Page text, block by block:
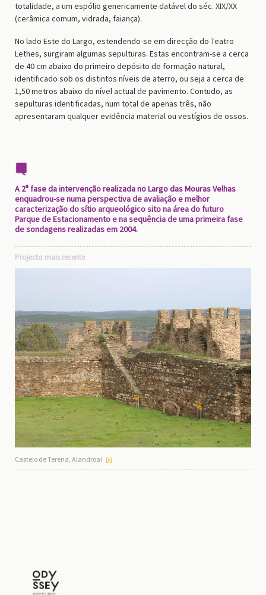
totalidade, a um espólio genericamente datável do séc. XIX/XX
(cerâmica comum, vidrada, faiança).
No lado Este do Largo, estendendo-se em direcção do Teatro
Lethes, surgiram algumas sepulturas. Estas encontram-se a cerca
de 40 cm abaixo do primeiro depósito de formação natural,
identificado sob os distintos níveis de aterro, ou seja a cerca de
1,50 metros abaixo do nível actual de pavimento. Contudo, as
sepulturas identificadas, num total de apenas três, não
apresentaram qualquer evidência material ou vestígios de ossos.
A 2ª fase da intervenção realizada no Largo das Mouras Velhas
enquadrou-se numa perspectiva de avaliação e melhor
caracterização do sítio arqueológico sito na área do futuro
Parque de Estacionamento e na sequência de uma primeira fase
de sondagens realizadas em 2004.
Projecto mais recente
Castelo de Terena, Alandroal